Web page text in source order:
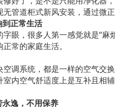
管道柜式新风安装，通过微
正常生活
眼，很多人第一感觉就是“
常的家庭生活。
调系统，都是一样的空气交
内空气舒适度上是互补且相
逸，不用保养